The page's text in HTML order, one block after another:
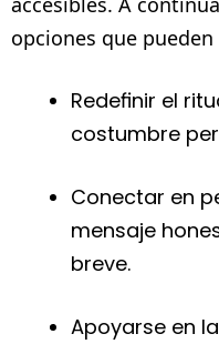
opciones que
Redefinir el
costumbre
Conectar en
mensaje
breve.
Apoyarse en